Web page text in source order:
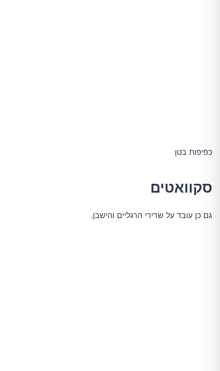
כפיפות בטן
סקוואטים
גם כן עובד על שרירי הרגליים והישבן.